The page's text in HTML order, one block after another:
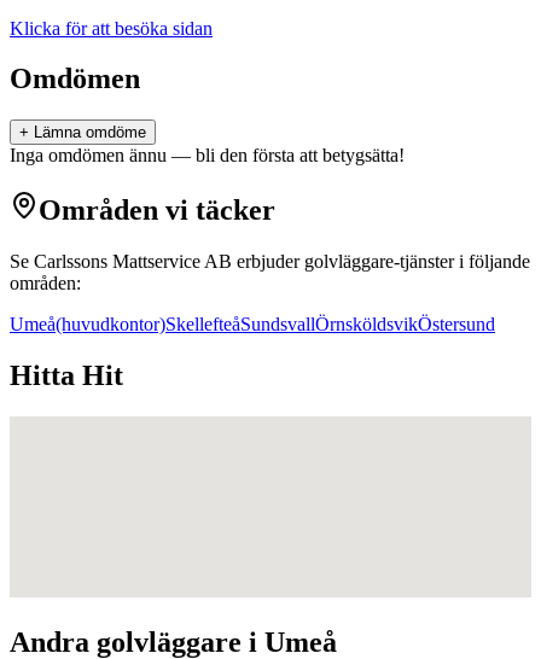
Klicka för att besöka sidan
Omdömen
+ Lämna omdöme
Inga omdömen ännu — bli den första att betygsätta!
Områden vi täcker
Se Carlssons Mattservice AB erbjuder golvläggare-tjänster i följande
områden:
Umeå(huvudkontor)SkellefteåSundsvallÖrnsköldsvikÖstersund
Hitta Hit
Andra golvläggare i Umeå